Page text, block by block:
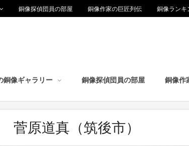
銅像探偵団員の部屋 銅像作家の巨匠列伝 銅像ランキ
銅像ギャラリー 銅像探偵団員の部屋 銅像作
菅原道真（筑後市）